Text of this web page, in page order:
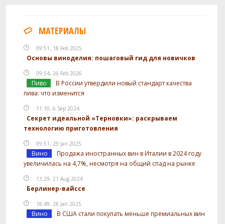
МАТЕРИАЛЫ
09:51, 18 Feb 2025
Основы виноделия: пошаговый гид для новичков
09:54, 26 Feb 2026
Пиво
В России утвердили новый стандарт качества
пива: что изменится
11:10, 6 Sep 2024
Секрет идеальной «Терновки»: раскрываем
технологию приготовления
09:51, 29 Jan 2025
Вино
Продажа иностранных вин в Италии в 2024 году
увеличилась на 4,7%, несмотря на общий спад на рынке
13:29, 21 Aug 2024
Берлинер-вайссе
18:49, 28 Jan 2025
Вино В США стали покупать меньше премиальных вин